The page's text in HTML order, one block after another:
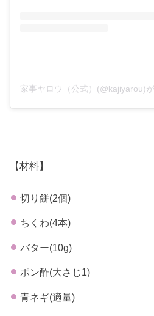
家事ヤロウ（公式）(@kajiyarou)
【材料】
切り餅(2個)
ちくわ(4本)
バター(10g)
ポン酢(大さじ1)
青ネギ(適量)